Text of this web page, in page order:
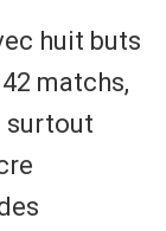
huit buts
matchs,
surtout